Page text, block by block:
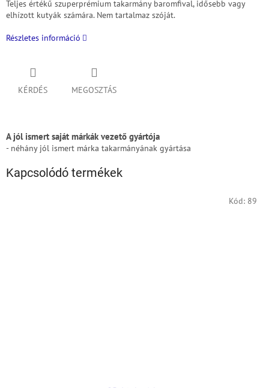
Teljes értékű szuperprémium takarmány baromfival, idősebb vagy
elhízott kutyák számára. Nem tartalmaz szóját.
Részletes információ
KÉRDÉS MEGOSZTÁS
A jól ismert saját márkák vezető gyártója
- néhány jól ismert márka takarmányának gyártása
Kapcsolódó termékek
Kód: 89